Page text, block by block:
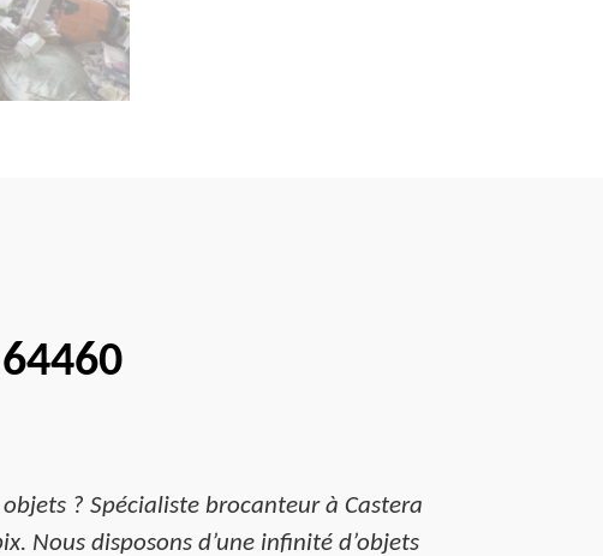
? Spécialiste brocanteur à Castera
Nous disposons d’une infinité d’objets